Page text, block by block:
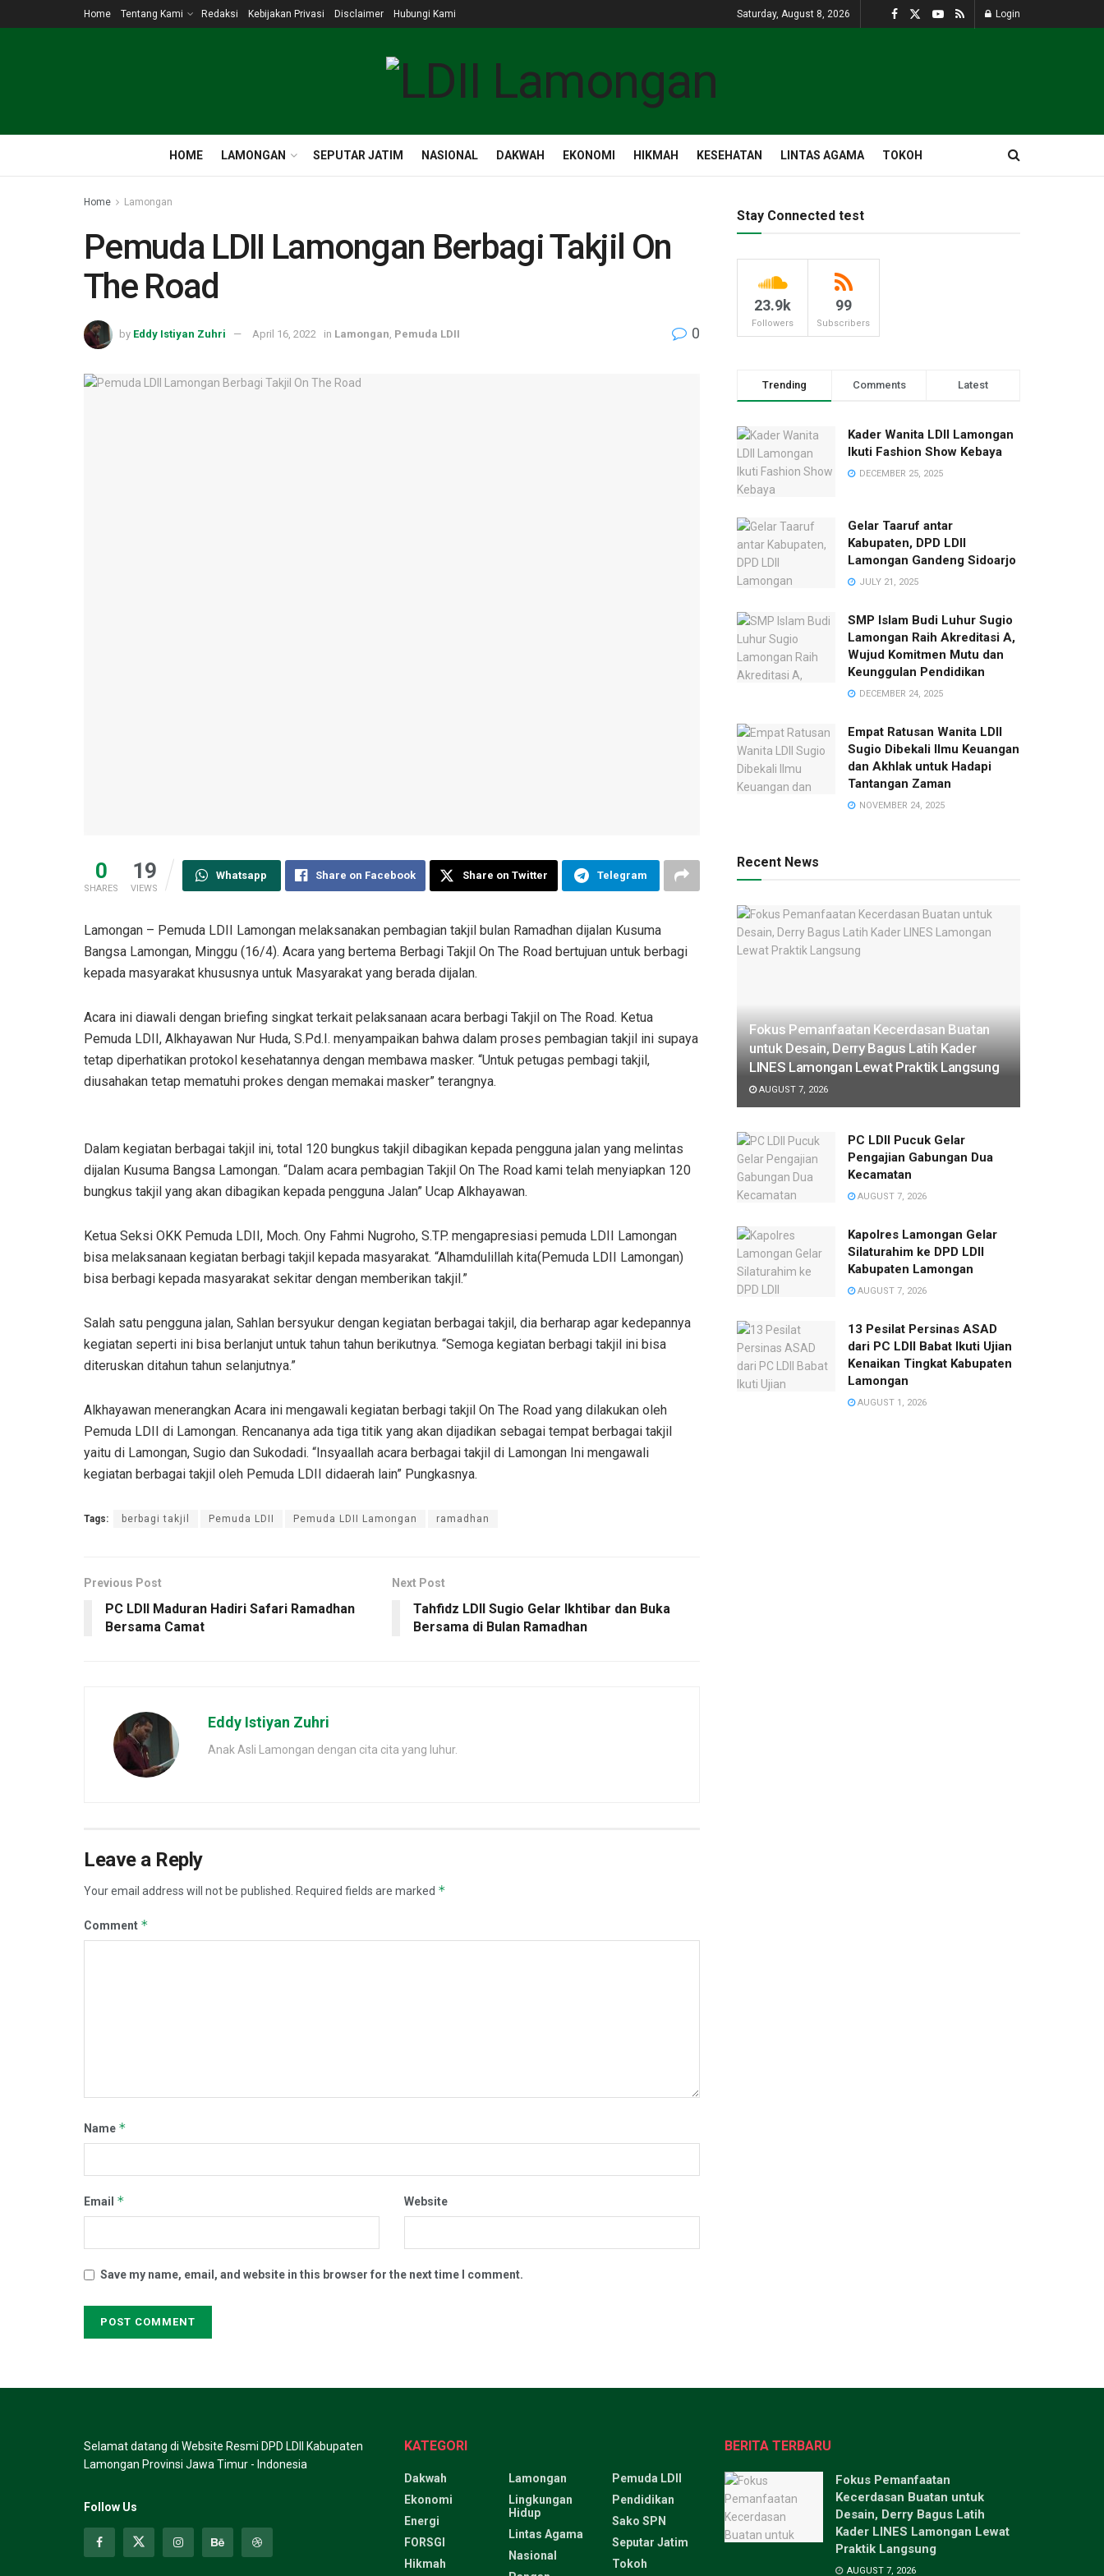
Home Tentang Kami Redaksi Kebijakan Privasi Disclaimer Hubungi Kami Saturday, August 8, 2026 Login
HOME LAMONGAN SEPUTAR JATIM NASIONAL DAKWAH EKONOMI HIKMAH KESEHATAN LINTAS AGAMA TOKOH
Home Lamongan
Pemuda LDII Lamongan Berbagi Takjil On
The Road
by Eddy Istiyan Zuhri April 16, 2022 in Lamongan Pemuda LDII 0
0
SHARES
19
VIEWS
Whatsapp Share on Facebook Share on Twitter Telegram
Lamongan – Pemuda LDII Lamongan melaksanakan pembagian takjil bulan Ramadhan dijalan Kusuma
Bangsa Lamongan, Minggu (16/4). Acara yang bertema Berbagi Takjil On The Road bertujuan untuk berbagi
kepada masyarakat khususnya untuk Masyarakat yang berada dijalan.
Acara ini diawali dengan briefing singkat terkait pelaksanaan acara berbagi Takjil on The Road. Ketua
Pemuda LDII, Alkhayawan Nur Huda, S.Pd.I. menyampaikan bahwa dalam proses pembagian takjil ini supaya
tetap diperhatikan protokol kesehatannya dengan membawa masker. “Untuk petugas pembagi takjil,
diusahakan tetap mematuhi prokes dengan memakai masker” terangnya.
Dalam kegiatan berbagai takjil ini, total 120 bungkus takjil dibagikan kepada pengguna jalan yang melintas
dijalan Kusuma Bangsa Lamongan. “Dalam acara pembagian Takjil On The Road kami telah menyiapkan 120
bungkus takjil yang akan dibagikan kepada pengguna Jalan” Ucap Alkhayawan.
Ketua Seksi OKK Pemuda LDII, Moch. Ony Fahmi Nugroho, S.TP. mengapresiasi pemuda LDII Lamongan
bisa melaksanaan kegiatan berbagi takjil kepada masyarakat. “Alhamdulillah kita(Pemuda LDII Lamongan)
bisa berbagi kepada masyarakat sekitar dengan memberikan takjil.”
Salah satu pengguna jalan, Sahlan bersyukur dengan kegiatan berbagai takjil, dia berharap agar kedepannya
kegiatan seperti ini bisa berlanjut untuk tahun tahun berikutnya. “Semoga kegiatan berbagi takjil ini bisa
diteruskan ditahun tahun selanjutnya.”
Alkhayawan menerangkan Acara ini mengawali kegiatan berbagi takjil On The Road yang dilakukan oleh
Pemuda LDII di Lamongan. Rencananya ada tiga titik yang akan dijadikan sebagai tempat berbagai takjil
yaitu di Lamongan, Sugio dan Sukodadi. “Insyaallah acara berbagai takjil di Lamongan Ini mengawali
kegiatan berbagai takjil oleh Pemuda LDII didaerah lain” Pungkasnya.
Tags: berbagi takjil Pemuda LDII Pemuda LDII Lamongan ramadhan
Previous Post
PC LDII Maduran Hadiri Safari Ramadhan
Bersama Camat
Next Post
Tahfidz LDII Sugio Gelar Ikhtibar dan Buka
Bersama di Bulan Ramadhan
Eddy Istiyan Zuhri
Anak Asli Lamongan dengan cita cita yang luhur.
Leave a Reply
Your email address will not be published. Required fields are marked *
Comment *
Name *
Email * Website
Save my name, email, and website in this browser for the next time I comment.
Stay Connected test
23.9k
Followers
99
Subscribers
Trending Comments Latest
Kader Wanita LDII Lamongan
Ikuti Fashion Show Kebaya
DECEMBER 25, 2025
Gelar Taaruf antar
Kabupaten, DPD LDII
Lamongan Gandeng Sidoarjo
JULY 21, 2025
SMP Islam Budi Luhur Sugio
Lamongan Raih Akreditasi A,
Wujud Komitmen Mutu dan
Keunggulan Pendidikan
DECEMBER 24, 2025
Empat Ratusan Wanita LDII
Sugio Dibekali Ilmu Keuangan
dan Akhlak untuk Hadapi
Tantangan Zaman
NOVEMBER 24, 2025
Recent News
Fokus Pemanfaatan Kecerdasan Buatan
untuk Desain, Derry Bagus Latih Kader
LINES Lamongan Lewat Praktik Langsung
AUGUST 7, 2026
PC LDII Pucuk Gelar
Pengajian Gabungan Dua
Kecamatan
AUGUST 7, 2026
Kapolres Lamongan Gelar
Silaturahim ke DPD LDII
Kabupaten Lamongan
AUGUST 7, 2026
13 Pesilat Persinas ASAD
dari PC LDII Babat Ikuti Ujian
Kenaikan Tingkat Kabupaten
Lamongan
AUGUST 1, 2026
Selamat datang di Website Resmi DPD LDII Kabupaten
Lamongan Provinsi Jawa Timur - Indonesia
Follow Us
KATEGORI
Dakwah
Ekonomi
Energi
FORSGI
Hikmah
Lamongan
Lingkungan
Hidup
Lintas Agama
Nasional
Pemuda LDII
Pendidikan
Sako SPN
Seputar Jatim
Tokoh
BERITA TERBARU
Fokus Pemanfaatan
Kecerdasan Buatan untuk
Desain, Derry Bagus Latih
Kader LINES Lamongan Lewat
Praktik Langsung
AUGUST 7, 2026